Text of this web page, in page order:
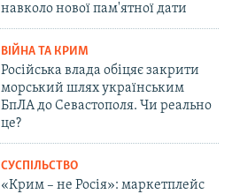
навколо нової пам'ятної дати
ВІЙНА ТА КРИМ
Російська влада обіцяє закрити
морський шлях українським
БпЛА до Севастополя. Чи реально
це?
СУСПІЛЬСТВО
«Крим – не Росія»: маркетплейс